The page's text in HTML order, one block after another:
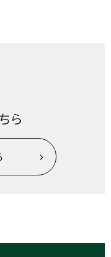
ら